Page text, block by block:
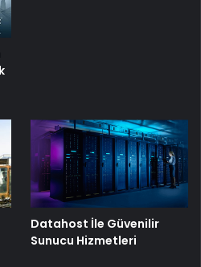
Datahost İle Güvenilir
Sunucu Hizmetleri